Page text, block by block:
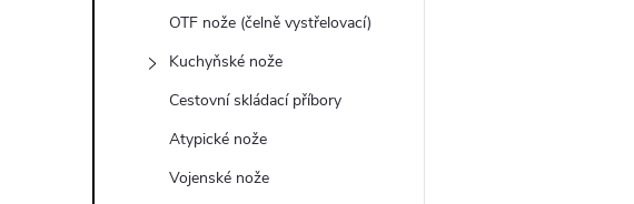
OTF nože (čelně vystřelovací)
Kuchyňské nože
Cestovní skládací příbory
Atypické nože
Vojenské nože